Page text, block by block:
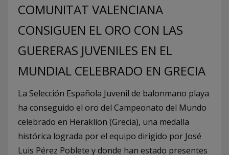
COMUNITAT VALENCIANA
CONSIGUEN EL ORO CON LAS
GUERERAS JUVENILES EN EL
MUNDIAL CELEBRADO EN GRECIA
La Selección Española Juvenil de balonmano playa
ha conseguido el oro del Campeonato del Mundo
celebrado en Heraklion (Grecia), una medalla
histórica lograda por el equipo dirigido por José
Luis Pérez Poblete y donde han estado presentes